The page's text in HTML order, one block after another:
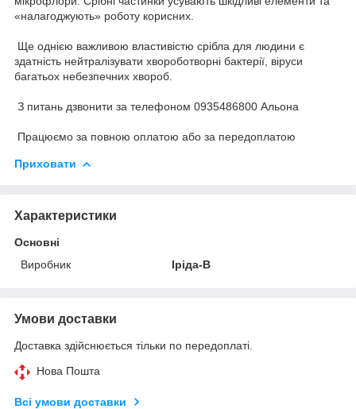
«налагоджують» роботу корисних.
Ще однією важливою властивістю срібла для людини є
здатність нейтралізувати хвороботворні бактерії, віруси
багатьох небезпечних хвороб.
З питань дзвонити за телефоном 0935486800 Альона
Працюємо за повною оплатою або за передоплатою
Приховати
Характеристики
Основні
Виробник
Іріда-В
Умови доставки
Доставка здійснюється тільки по передоплаті.
Нова Пошта
Всі умови доставки